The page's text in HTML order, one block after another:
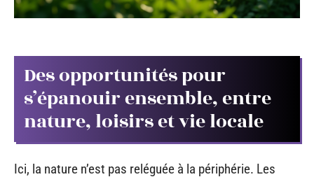
Des opportunités pour
s’épanouir ensemble, entre
nature, loisirs et vie locale
Ici, la nature n’est pas reléguée à la périphérie. Les